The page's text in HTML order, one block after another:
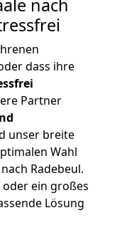
nach
dass ihre
Partner
unser breite
Wahl
Radebeul.
ein großes
Lösung